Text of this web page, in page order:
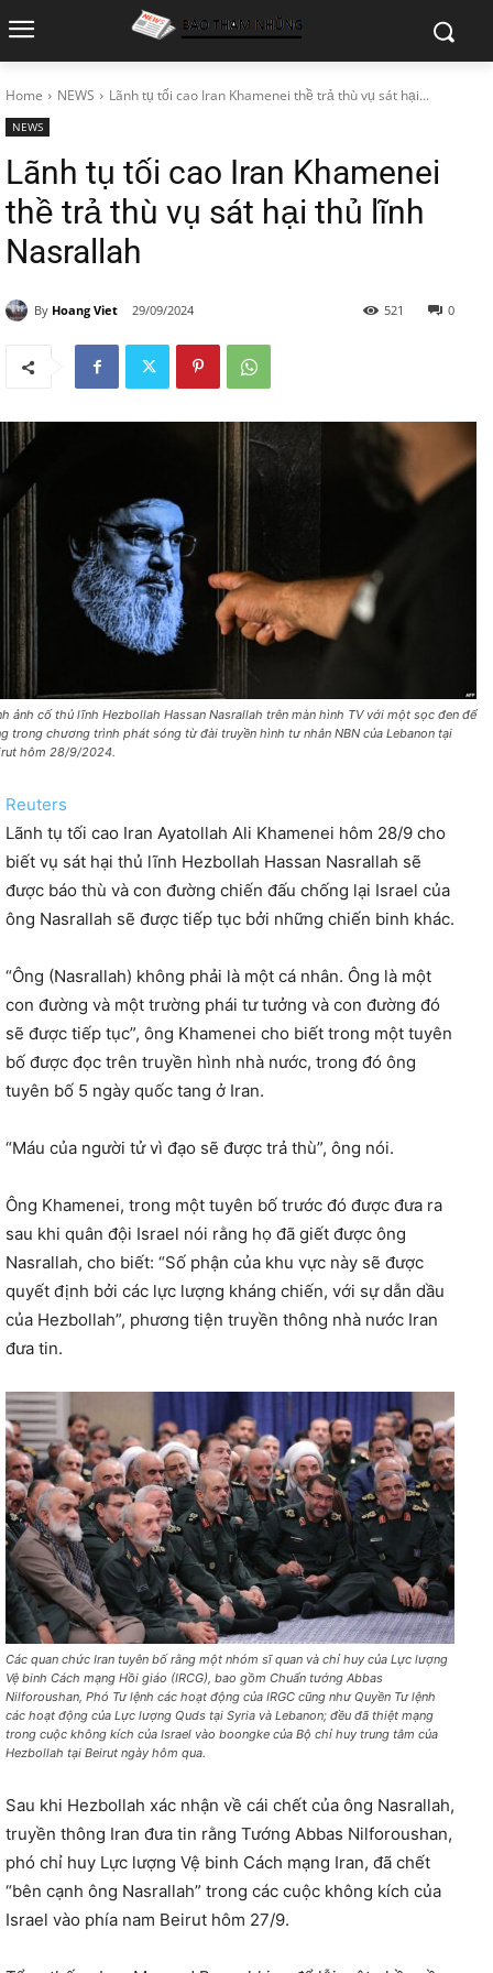
Home NEWS Lãnh tụ tối cao Iran Khamenei thề trả thù vụ sát hại...
NEWS
Lãnh tụ tối cao Iran Khamenei
thề trả thù vụ sát hại thủ lĩnh
Nasrallah
By Hoang Viet 29/09/2024 0
521
ảnh cố thủ lĩnh Hezbollah Hassan Nasrallah trên màn hình TV với một sọc đen để
trong chương trình phát sóng từ đài truyền hình tư nhân NBN của Lebanon tại
hôm 28/9/2024.
Reuters
Lãnh tụ tối cao Iran Ayatollah Ali Khamenei hôm 28/9 cho
biết vụ sát hại thủ lĩnh Hezbollah Hassan Nasrallah sẽ
được báo thù và con đường chiến đấu chống lại Israel của
ông Nasrallah sẽ được tiếp tục bởi những chiến binh khác.
“Ông (Nasrallah) không phải là một cá nhân. Ông là một
con đường và một trường phái tư tưởng và con đường đó
sẽ được tiếp tục”, ông Khamenei cho biết trong một tuyên
bố được đọc trên truyền hình nhà nước, trong đó ông
tuyên bố 5 ngày quốc tang ở Iran.
“Máu của người tử vì đạo sẽ được trả thù”, ông nói.
Ông Khamenei, trong một tuyên bố trước đó được đưa ra
sau khi quân đội Israel nói rằng họ đã giết được ông
Nasrallah, cho biết: “Số phận của khu vực này sẽ được
quyết định bởi các lực lượng kháng chiến, với sự dẫn dầu
của Hezbollah”, phương tiện truyền thông nhà nước Iran
đưa tin.
Các quan chức Iran tuyên bố rằng một nhóm sĩ quan và chỉ huy của Lực lượng
Vệ binh Cách mạng Hồi giáo (IRCG), bao gồm Chuẩn tướng Abbas
Nilforoushan, Phó Tư lệnh các hoạt động của IRGC cũng như Quyền Tư lệnh
các hoạt động của Lực lượng Quds tại Syria và Lebanon; đều đã thiệt mạng
trong cuộc không kích của Israel vào boongke của Bộ chỉ huy trung tâm của
Hezbollah tại Beirut ngày hôm qua.
Sau khi Hezbollah xác nhận về cái chết của ông Nasrallah,
truyền thông Iran đưa tin rằng Tướng Abbas Nilforoushan,
phó chỉ huy Lực lượng Vệ binh Cách mạng Iran, đã chết
“bên cạnh ông Nasrallah” trong các cuộc không kích của
Israel vào phía nam Beirut hôm 27/9.